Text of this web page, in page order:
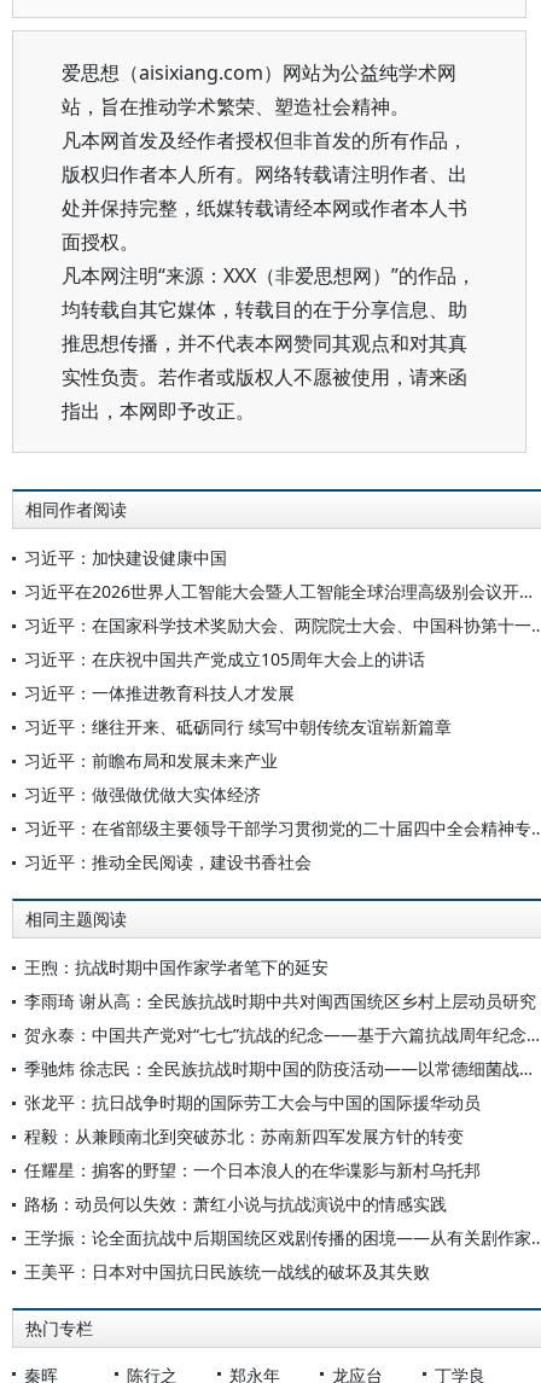
爱思想（aisixiang.com）网站为公益纯学术网
站，旨在推动学术繁荣、塑造社会精神。
凡本网首发及经作者授权但非首发的所有作品，
版权归作者本人所有。网络转载请注明作者、出
处并保持完整，纸媒转载请经本网或作者本人书
面授权。
凡本网注明“来源：XXX（非爱思想网）”的作品，
均转载自其它媒体，转载目的在于分享信息、助
推思想传播，并不代表本网赞同其观点和对其真
实性负责。若作者或版权人不愿被使用，请来函
指出，本网即予改正。
相同作者阅读
习近平：加快建设健康中国
习近平在2026世界人工智能大会暨人工智能全球治理高级别会议开幕式上的主旨讲话（全文）
习近平：在国家科学技术奖励大会、
习近平：在庆祝中国共产党成立105周年大会上的讲话
习近平：一体推进教育科技人才发展
习近平：继往开来、砥砺同行 续写中朝传统友谊崭新篇章
习近平：前瞻布局和发展未来产业
习近平：做强做优做大实体经济
习近平：在省部级主要领导干部学
习近平：推动全民阅读，建设书香社会
相同主题阅读
王煦：抗战时期中国作家学者笔下的延安
李雨琦 谢从高：全民族抗战时期中共对闽西国统区乡村上层动员研究
贺永泰：中国共产党对“七七”抗战的纪念——基于六篇抗战周年纪念宣言的分析
季驰炜 徐志民：全民族抗战时期中国的防疫活动——以常德细菌战防治为例
张龙平：抗日战争时期的国际劳工大会与中国的国际援华动员
程毅：从兼顾南北到突破苏北：苏南新四军发展方针的转变
任耀星：掮客的野望：一个日本浪人的在华谍影与新村乌托邦
路杨：动员何以失效：萧红小说与抗战演说中的情感实践
王学振：论全面抗战中后期国统区戏
王美平：日本对中国抗日民族统一战线的破坏及其失败
热门专栏
秦晖 陈行之 郑永年 龙应台 丁学良